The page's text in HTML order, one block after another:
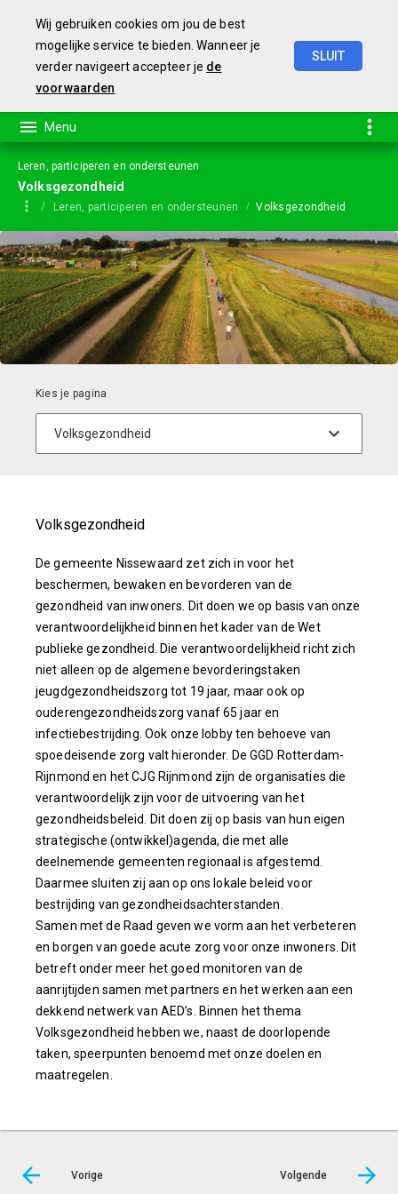
Wij gebruiken cookies om jou de best
mogelijke service te bieden. Wanneer je
verder navigeert accepteer je de
voorwaarden
SLUIT
Leren, participeren en ondersteunen
Volksgezondheid
Leren, participeren en ondersteunen Volksgezondheid
Volksgezondheid
De gemeente Nissewaard zet zich in voor het
beschermen, bewaken en bevorderen van de
gezondheid van inwoners. Dit doen we op basis van onze
verantwoordelijkheid binnen het kader van de Wet
publieke gezondheid. Die verantwoordelijkheid richt zich
niet alleen op de algemene bevorderingstaken
jeugdgezondheidszorg tot 19 jaar, maar ook op
ouderengezondheidszorg vanaf 65 jaar en
infectiebestrijding. Ook onze lobby ten behoeve van
spoedeisende zorg valt hieronder. De GGD Rotterdam-
Rijnmond en het CJG Rijnmond zijn de organisaties die
verantwoordelijk zijn voor de uitvoering van het
gezondheidsbeleid. Dit doen zij op basis van hun eigen
strategische (ontwikkel)agenda, die met alle
deelnemende gemeenten regionaal is afgestemd.
Daarmee sluiten zij aan op ons lokale beleid voor
bestrijding van gezondheidsachterstanden.
Samen met de Raad geven we vorm aan het verbeteren
en borgen van goede acute zorg voor onze inwoners. Dit
betreft onder meer het goed monitoren van de
aanrijtijden samen met partners en het werken aan een
dekkend netwerk van AED’s. Binnen het thema
Volksgezondheid hebben we, naast de doorlopende
taken, speerpunten benoemd met onze doelen en
maatregelen.
Vorige Volgende